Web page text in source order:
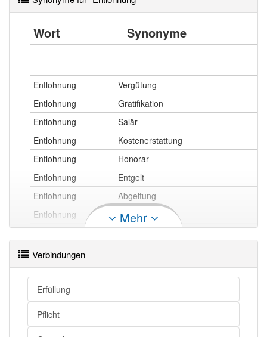
Wort Synonyme
Entlohnung
Vergütung
Entlohnung
Gratifikation
Entlohnung
Salär
Entlohnung
Kostenerstattung
Entlohnung
Honorar
Entlohnung
Entgelt
Entlohnung
Abgeltung
Entlohnung
Besoldung
Entlohnung
Entlohnung
Gage
Entlohnung
Entlohnung
Heuer
Mehr
Verbindungen
Erfüllung
Pflicht